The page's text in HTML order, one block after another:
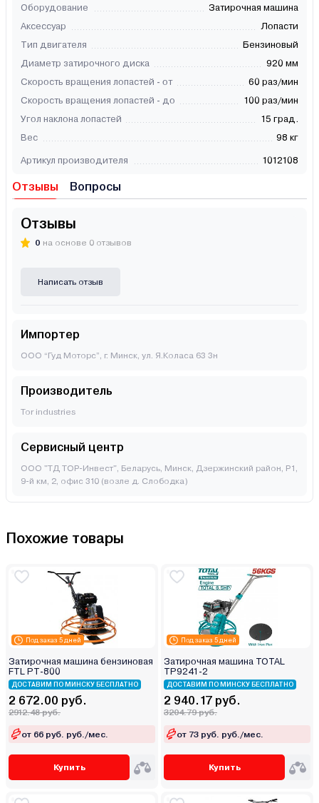
Оборудование
Затирочная машина
Аксессуар
Лопасти
Тип двигателя
Бензиновый
Диаметр затирочного диска
920 мм
Скорость вращения лопастей - от
60 раз/мин
Скорость вращения лопастей - до
100 раз/мин
Угол наклона лопастей
15 град.
Вес
98 кг
Артикул производителя 1012108
Отзывы Вопросы
Отзывы
0 на основе 0 отзывов
Написать отзыв
Импортер
ООО “Гуд Моторс”, г. Минск, ул. Я.Коласа 63 3н
Производитель
Tor industries
Сервисный центр
ООО "ТД ТОР-Инвест", Беларусь, Минск, Дзержинский район, Р1,
9-й км, 2, офис 310 (возле д. Слободка)
Похожие товары
Под заказ 5 дней
Затирочная машина бензиновая
FTL PT-800
ДОСТАВИМ ПО МИНСКУ БЕСПЛАТНО
2 672.00 руб.
2912.48 руб.
от 66 руб. руб./мес.
Купить
Под заказ 5 дней
Затирочная машина TOTAL
TP9241-2
ДОСТАВИМ ПО МИНСКУ БЕСПЛАТНО
2 940.17 руб.
3204.79 руб.
от 73 руб. руб./мес.
Купить